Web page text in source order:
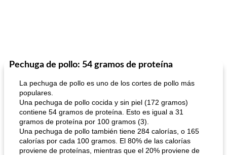
Pechuga de pollo: 54 gramos de proteína
La pechuga de pollo es uno de los cortes de pollo más
populares.
Una pechuga de pollo cocida y sin piel (172 gramos)
contiene 54 gramos de proteína. Esto es igual a 31
gramos de proteína por 100 gramos (3).
Una pechuga de pollo también tiene 284 calorías, o 165
calorías por cada 100 gramos. El 80% de las calorías
proviene de proteínas, mientras que el 20% proviene de